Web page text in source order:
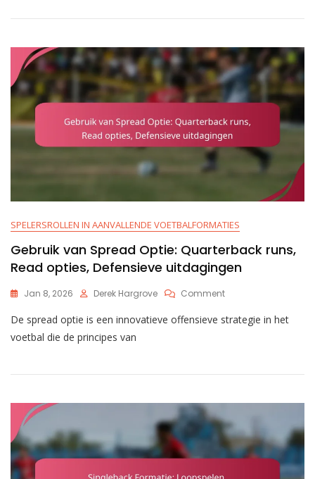
Aanval:
Spelerpositionering
SPELERSROLLEN IN AANVALLENDE VOETBALFORMATIES
Gebruik van Spread Optie: Quarterback runs,
Read opties, Defensieve uitdagingen
Jan 8, 2026 Derek Hargrove CommentOn
Van
Runs,
Uitdagingen
De spread optie is een innovatieve offensieve strategie in het
voetbal die de principes van